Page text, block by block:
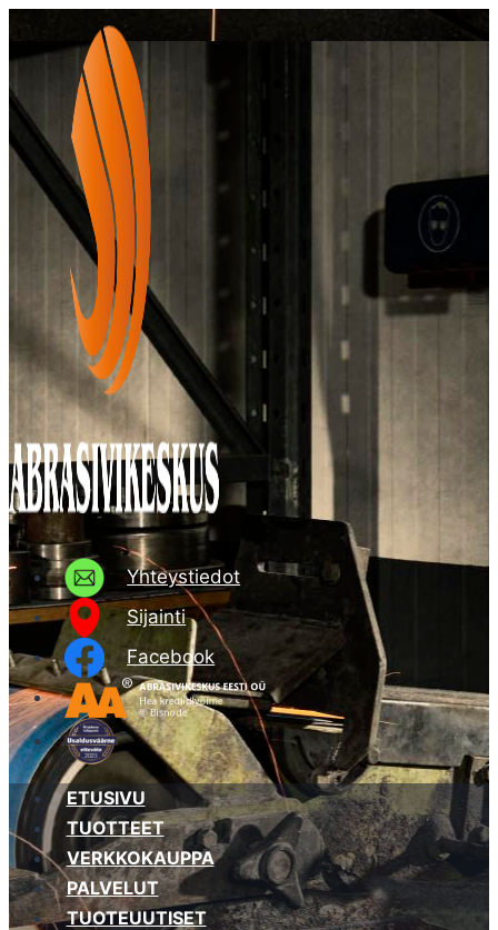
sisältöön
Yhteystiedot
Sijainti
Facebook
ETUSIVU
TUOTTEET
VERKKOKAUPPA
PALVELUT
TUOTEUUTISET